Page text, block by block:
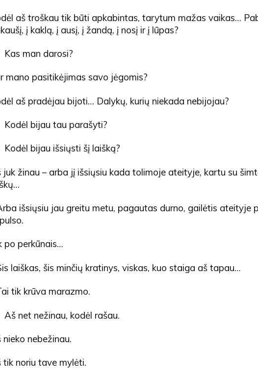
aš troškau tik būti apkabintas, tarytum mažas vaikas…
į kaklą, į ausį, į žandą, į nosį ir į lūpas?
Kas man darosi?
mano pasitikėjimas savo jėgomis?
aš pradėjau bijoti… Dalykų, kurių niekada nebijojau?
Kodėl bijau tau parašyti?
Kodėl bijau išsiųsti šį laišką?
juk žinau – arba jį išsiųsiu kada tolimoje ateityje, kartu su
išsiųsiu jau greitu metu, pagautas durno, gailėtis ateityje
po perkūnais…
laiškas, šis minčių kratinys, viskas, kuo staiga aš tapau…
tik krūva marazmo.
Aš net nežinau, kodėl rašau.
nieko nebežinau.
tik noriu tave mylėti.